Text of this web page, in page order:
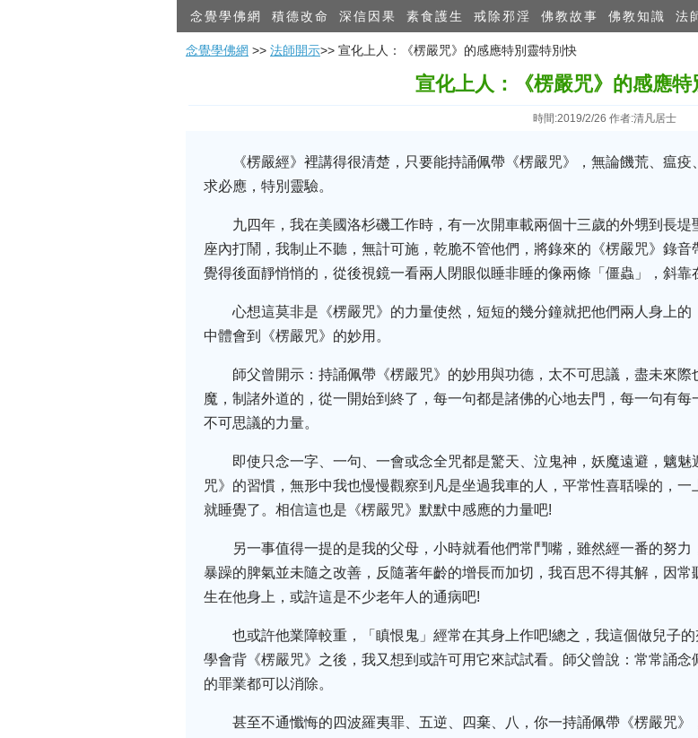
念覺學佛網 積德改命 深信因果 素食護生 戒除邪淫 佛教故事 佛教知識 法
念覺學佛網 >> 法師開示>> 宣化上人：《楞嚴咒》的感應特別靈特別快
宣化上人：《楞嚴咒》的感應特
時間:2019/2/26 作者:清凡居士
《楞嚴經》裡講得很清楚，只要能持誦佩帶《楞嚴咒》，無論饑荒、瘟
求必應，特別靈驗。
九四年，我在美國洛杉磯工作時，有一次開車載兩個十三歲的外甥到長
座內打鬧，我制止不聽，無計可施，乾脆不管他們，將錄來的《楞嚴咒》錄
覺得後面靜悄悄的，從後視鏡一看兩人閉眼似睡非睡的像兩條「僵蟲」，斜靠
心想這莫非是《楞嚴咒》的力量使然，短短的幾分鐘就把他們兩人身上
中體會到《楞嚴咒》的妙用。
師父曾開示：持誦佩帶《楞嚴咒》的妙用與功德，太不可思議，盡未來
魔，制諸外道的，從一開始到終了，每一句都是諸佛的心地去門，每一句有
不可思議的力量。
即使只念一字、一句、一會或念全咒都是驚天、泣鬼神，妖魔遠避，魑
咒》的習慣，無形中我也慢慢觀察到凡是坐過我車的人，平常性喜聒噪的，
就睡覺了。相信這也是《楞嚴咒》默默中感應的力量吧!
另一事值得一提的是我的父母，小時就看他們常鬥嘴，雖然經一番的努
暴躁的脾氣並未隨之改善，反隨著年齡的增長而加切，我百思不得其解，因
生在他身上，或許這是不少老年人的通病吧!
也或許他業障較重，「瞋恨鬼」經常在其身上作吧!總之，我這個做兒子
學會背《楞嚴咒》之後，我又想到或許可用它來試試看。師父曾說：常常誦
的罪業都可以消除。
甚至不通懺悔的四波羅夷罪、五逆、四棄、八，你一持誦佩帶《楞嚴咒